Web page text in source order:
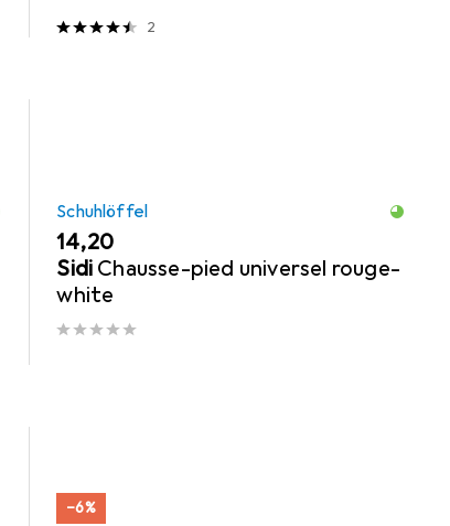
2
Schuhlöffel
EUR
14,20
Sidi Chausse-pied universel rouge-
white
−6%